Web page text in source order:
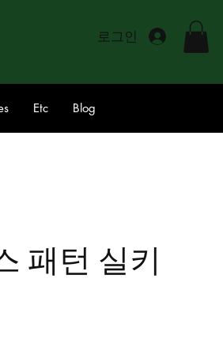
로그인
Etc Blog
패턴 실키